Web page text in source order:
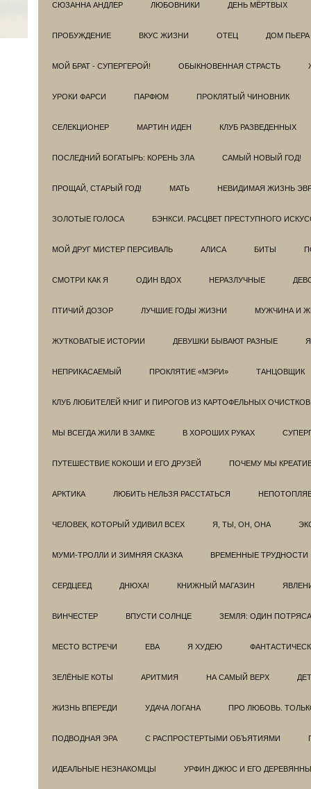
СЮЗАННА АНДЛЕР ЛЮБОВНИКИ ДЕНЬ МЁРТВЫХ
ПРОБУЖДЕНИЕ ВКУС ЖИЗНИ ОТЕЦ ДОМ ПЬЕРА
МОЙ БРАТ - СУПЕРГЕРОЙ! ОБЫКНОВЕННАЯ СТРАСТЬ
УРОКИ ФАРСИ ПАРФЮМ ПРОКЛЯТЫЙ ЧИНОВНИК
СЕЛЕКЦИОНЕР МАРТИН ИДЕН КЛУБ РАЗВЕДEННЫХ
ПОСЛЕДНИЙ БОГАТЫРЬ: КОРЕНЬ ЗЛА САМЫЙ НОВЫЙ ГОД!
ПРОЩАЙ, СТАРЫЙ ГОД! МАТЬ НЕВИДИМАЯ ЖИЗНЬ
ЗОЛОТЫЕ ГОЛОСА БЭНКСИ. РАСЦВЕТ ПРЕСТУПНОГО
МОЙ ДРУГ МИСТЕР ПЕРСИВАЛЬ АЛИСА БИТЫ
СМОТРИ КАК Я ОДИН ВДОХ НЕРАЗЛУЧНЫЕ
ПТИЧИЙ ДОЗОР ЛУЧШИЕ ГОДЫ ЖИЗНИ МУЖЧИНА И
ЖУТКОВАТЫЕ ИСТОРИИ ДЕВУШКИ БЫВАЮТ РАЗНЫЕ
НЕПРИКАСАЕМЫЙ ПРОКЛЯТИЕ «МЭРИ» ТАНЦОВЩИК
КЛУБ ЛЮБИТЕЛЕЙ КНИГ И ПИРОГОВ ИЗ КАРТОФЕЛЬНЫХ ОЧИСТКОВ
МЫ ВСЕГДА ЖИЛИ В ЗАМКЕ В ХОРОШИХ РУКАХ
ПУТЕШЕСТВИЕ КОКОШИ И ЕГО ДРУЗЕЙ ПОЧЕМУ МЫ
АРКТИКА ЛЮБИТЬ НЕЛЬЗЯ РАССТАТЬСЯ
ЧЕЛОВЕК, КОТОРЫЙ УДИВИЛ ВСЕХ Я, ТЫ, ОН, ОНА
МУМИ-ТРОЛЛИ И ЗИМНЯЯ СКАЗКА ВРЕМЕННЫЕ ТРУДНОСТИ
СЕРДЦЕЕД ДНЮХА! КНИЖНЫЙ МАГАЗИН
ВИНЧЕСТЕР ВПУСТИ СОЛНЦЕ ЗЕМЛЯ: ОДИН
МЕСТО ВСТРЕЧИ ЕВА Я ХУДЕЮ
ЗЕЛЁНЫЕ КОТЫ АРИТМИЯ НА САМЫЙ ВЕРХ
ЖИЗНЬ ВПЕРЕДИ УДАЧА ЛОГАНА ПРО ЛЮБОВЬ.
ПОДВОДНАЯ ЭРА С РАСПРОСТЕРТЫМИ ОБЪЯТИЯМИ
ИДЕАЛЬНЫЕ НЕЗНАКОМЦЫ УРФИН ДЖЮС И ЕГО